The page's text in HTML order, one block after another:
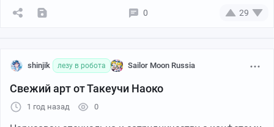
0 29
shinjik лезу в робота Sailor Moon Russia
Свежий арт от Такеучи Наоко
1 год назад 0